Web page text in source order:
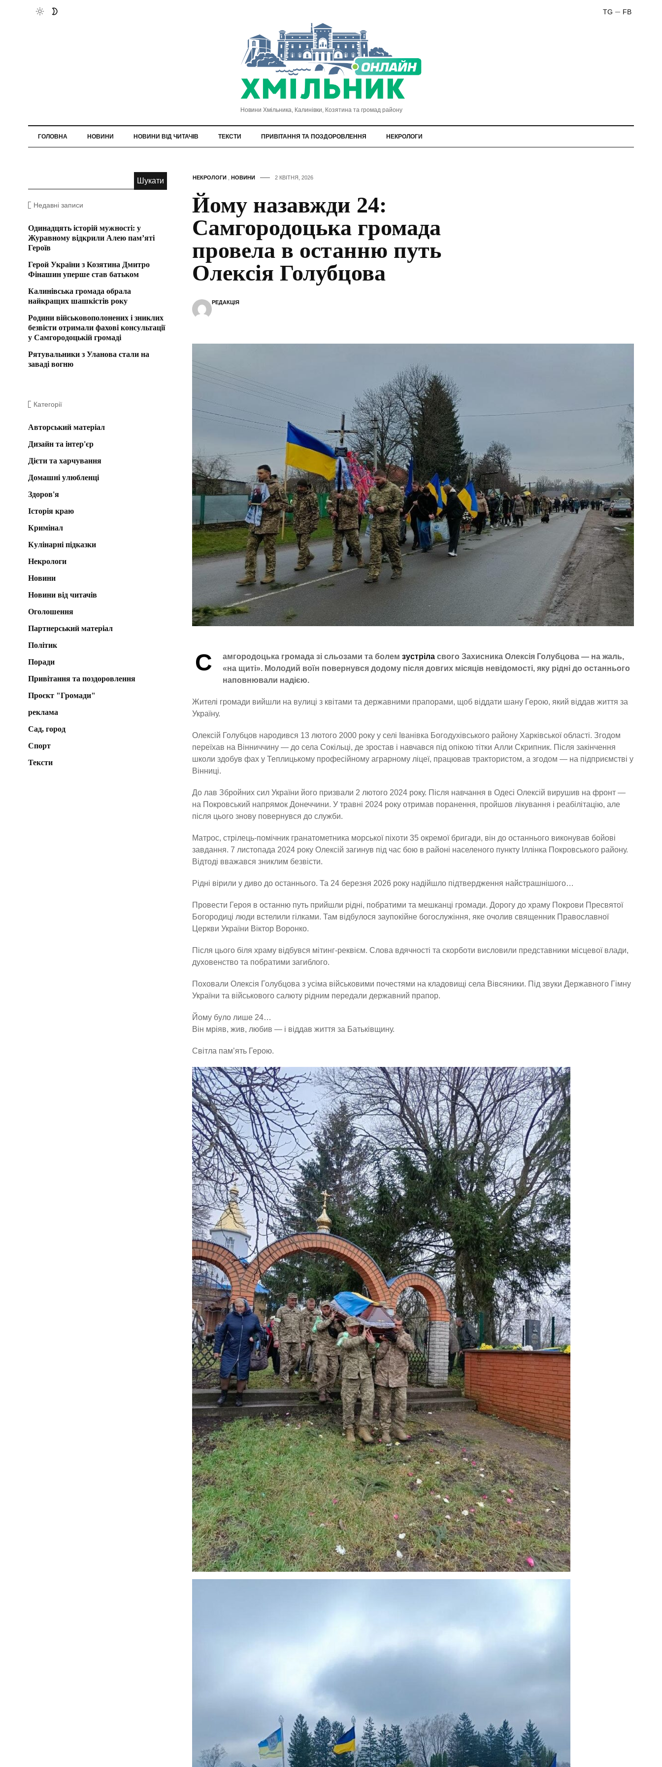
FB
TG
Новини Хмільника, Калинівки, Козятина та громад району
ГОЛОВНА НОВИНИ НОВИНИ ВІД ЧИТАЧІВ ТЕКСТИ ПРИВІТАННЯ ТА ПОЗДОРОВЛЕННЯ НЕКРОЛОГИ
НЕКРОЛОГИ, НОВИНИ 2 КВІТНЯ, 2026
Йому назавжди 24:
Самгородоцька громада
провела в останню путь
Олексія Голубцова
РЕДАКЦІЯ
С амгородоцька громада зі сльозами та болем зустріласвого Захисника Олексія Голубцова — на жаль,
«на щиті». Молодий воїн повернувся додому після довгих місяців невідомості, яку рідні до останнього
наповнювали надією.
Жителі громади вийшли на вулиці з квітами та державними прапорами, щоб віддати шану Герою, який віддав життя за
Україну.
Олексій Голубцов народився 13 лютого 2000 року у селі Іванівка Богодухівського району Харківської області. Згодом
переїхав на Вінниччину — до села Сокільці, де зростав і навчався під опікою тітки Алли Скрипник. Після закінчення
школи здобув фах у Теплицькому професійному аграрному ліцеї, працював трактористом, а згодом — на підприємстві у
Вінниці.
До лав Збройних сил України його призвали 2 лютого 2024 року. Після навчання в Одесі Олексій вирушив на фронт —
на Покровський напрямок Донеччини. У травні 2024 року отримав поранення, пройшов лікування і реабілітацію, але
після цього знову повернувся до служби.
Матрос, стрілець-помічник гранатометника морської піхоти 35 окремої бригади, він до останнього виконував бойові
завдання. 7 листопада 2024 року Олексій загинув під час бою в районі населеного пункту Іллінка Покровського району.
Відтоді вважався зниклим безвісти.
Рідні вірили у диво до останнього. Та 24 березня 2026 року надійшло підтвердження найстрашнішого…
Провести Героя в останню путь прийшли рідні, побратими та мешканці громади. Дорогу до храму Покрови Пресвятої
Богородиці люди встелили гілками. Там відбулося заупокійне богослужіння, яке очолив священник Православної
Церкви України Віктор Воронко.
Після цього біля храму відбувся мітинг-реквієм. Слова вдячності та скорботи висловили представники місцевої влади,
духовенство та побратими загиблого.
Поховали Олексія Голубцова з усіма військовими почестями на кладовищі села Вівсяники. Під звуки Державного Гімну
України та військового салюту рідним передали державний прапор.
Йому було лише 24…
Він мріяв, жив, любив — і віддав життя за Батьківщину.
Світла пам’ять Герою.
Недавні записи
Одинадцять історій мужності: у
Журавному відкрили Алею пам’яті
Героїв
Герой України з Козятина Дмитро
Фінашин уперше став батьком
Калинівська громада обрала
найкращих шашкістів року
Родини військовополонених і зниклих
безвісти отримали фахові консультації
у Самгородоцькій громаді
Рятувальники з Уланова стали на
заваді вогню
Категорії
Авторський матеріал
Дизайн та інтер'єр
Дієти та харчування
Домашні улюбленці
Здоров'я
Історія краю
Кримінал
Кулінарні підказки
Некрологи
Новини
Новини від читачів
Оголошення
Партнерський матеріал
Політик
Поради
Привітання та поздоровлення
Проєкт "Громади"
реклама
Сад, город
Спорт
Тексти